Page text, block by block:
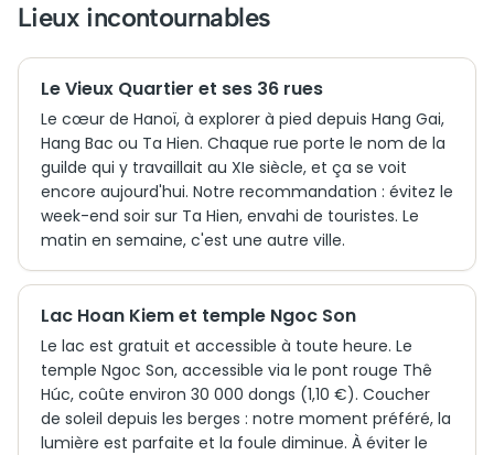
Lieux incontournables
Le Vieux Quartier et ses 36 rues
Le cœur de Hanoï, à explorer à pied depuis Hang Gai,
Hang Bac ou Ta Hien. Chaque rue porte le nom de la
guilde qui y travaillait au XIe siècle, et ça se voit
encore aujourd'hui. Notre recommandation : évitez le
week-end soir sur Ta Hien, envahi de touristes. Le
matin en semaine, c'est une autre ville.
Lac Hoan Kiem et temple Ngoc Son
Le lac est gratuit et accessible à toute heure. Le
temple Ngoc Son, accessible via le pont rouge Thê
Húc, coûte environ 30 000 dongs (1,10 €). Coucher
de soleil depuis les berges : notre moment préféré, la
lumière est parfaite et la foule diminue. À éviter le